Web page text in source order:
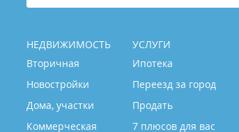
НЕДВИЖИМОСТЬ
Вторичная
Новостройки
Дома, участки
Коммерческая
УСЛУГИ
Ипотека
Переезд за город
Продать
7 плюсов для вас